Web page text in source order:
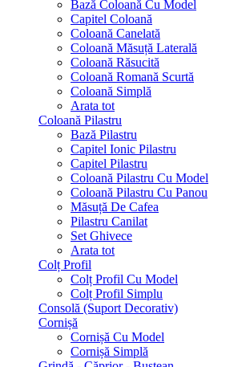
Bază Coloană Cu Model
Capitel Coloană
Coloană Canelată
Coloană Măsuță Laterală
Coloană Răsucită
Coloană Romană Scurtă
Coloană Simplă
Arata tot
Coloană Pilastru
Bază Pilastru
Capitel Ionic Pilastru
Capitel Pilastru
Coloană Pilastru Cu Model
Coloană Pilastru Cu Panou
Măsuță De Cafea
Pilastru Canilat
Set Ghivece
Arata tot
Colț Profil
Colț Profil Cu Model
Colț Profil Simplu
Consolă (Suport Decorativ)
Cornișă
Cornișă Cu Model
Cornișă Simplă